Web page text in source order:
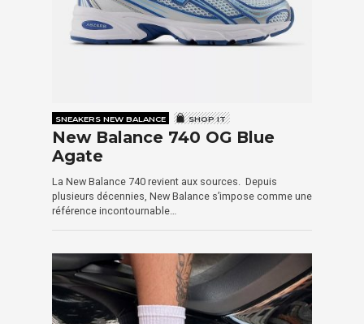
SNEAKERS NEW BALANCE SHOP IT
New Balance 740 OG Blue
Agate
La New Balance 740 revient aux sources. Depuis
plusieurs décennies, New Balance s’impose comme une
référence incontournable…